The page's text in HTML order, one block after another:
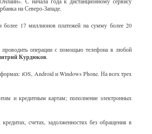
на Северо-Западе.
более 17 миллионов платежей на сумму более 20
проводить операции с помощью телефона в любой
Курдюков.
iOS, Android и Windows Phone. На всех трех
и кредитным картам; пополнение электронных
счетах, задолженностях без обращения в